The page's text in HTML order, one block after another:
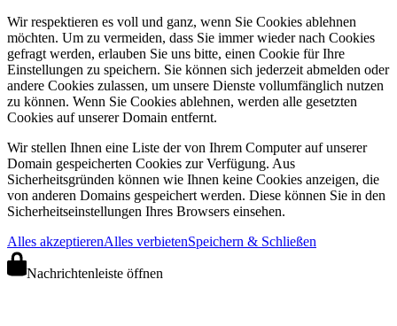
Wir respektieren es voll und ganz, wenn Sie Cookies ablehnen
möchten. Um zu vermeiden, dass Sie immer wieder nach Cookies
gefragt werden, erlauben Sie uns bitte, einen Cookie für Ihre
Einstellungen zu speichern. Sie können sich jederzeit abmelden oder
andere Cookies zulassen, um unsere Dienste vollumfänglich nutzen
zu können. Wenn Sie Cookies ablehnen, werden alle gesetzten
Cookies auf unserer Domain entfernt.
Wir stellen Ihnen eine Liste der von Ihrem Computer auf unserer
Domain gespeicherten Cookies zur Verfügung. Aus
Sicherheitsgründen können wie Ihnen keine Cookies anzeigen, die
von anderen Domains gespeichert werden. Diese können Sie in den
Sicherheitseinstellungen Ihres Browsers einsehen.
Alles akzeptierenAlles verbietenSpeichern & Schließen
Nachrichtenleiste öffnen